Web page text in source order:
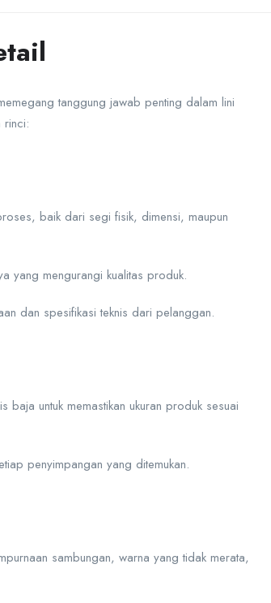
tanggung jawab penting dalam lini
rinci:
baik dari segi fisik, dimensi, maupun
yang mengurangi kualitas produk.
dan spesifikasi teknis dari pelanggan.
baja untuk memastikan ukuran produk sesuai
penyimpangan yang ditemukan.
sambungan, warna yang tidak merata,